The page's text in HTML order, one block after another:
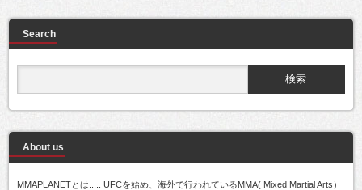
Search
About us
MMAPLANETとは..... UFCを始め、海外で行われているMMA( Mixed Martial Arts）